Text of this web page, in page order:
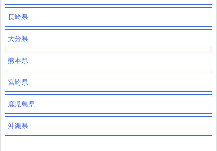
長崎県
大分県
熊本県
宮崎県
鹿児島県
沖縄県